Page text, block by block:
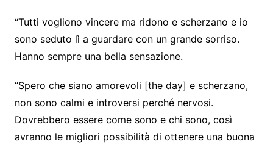
“Tutti vogliono vincere ma ridono e scherzano e io
sono seduto lì a guardare con un grande sorriso.
Hanno sempre una bella sensazione.
“Spero che siano amorevoli [the day] e scherzano,
non sono calmi e introversi perché nervosi.
Dovrebbero essere come sono e chi sono, così
avranno le migliori possibilità di ottenere una buona